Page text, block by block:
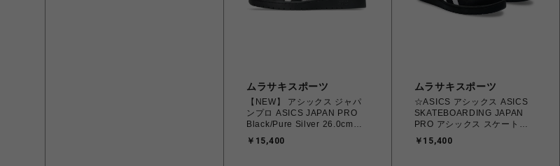
ムラサキスポーツ
【NEW】 アシックス ジャパ
ンプロ ASICS JAPAN PRO
Black/Pure Silver 26.0cm～
4573690068224 メンズ スニ
￥15,400
ムラサキスポーツ
☆ASICS アシックス ASICS
SKATEBOARDING JAPAN
PRO アシックス スケートボ
Black/White 26.0㎝～28.5㎝
￥15,400